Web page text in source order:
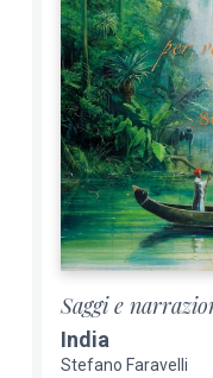
Saggi e
India
Stefano Faravelli